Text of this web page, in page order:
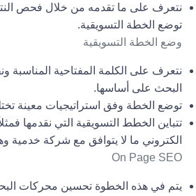
نتعرف على ما تقدمه من خلال فحص
توضع الخطة التسويقية.
وضع الخطة التسويقية
نتعرف على الكلمة المفتاحية المناسبة
البحث على أساسها.
توضع الخطة وفق استراتيجيات معينة
تتباين الخطط التسويقية التي نقدمها
الكتروني ما لا يتوافق مع شركة خدمية
On Page SEO
يتم في هذه الخطوة تحسين محركات